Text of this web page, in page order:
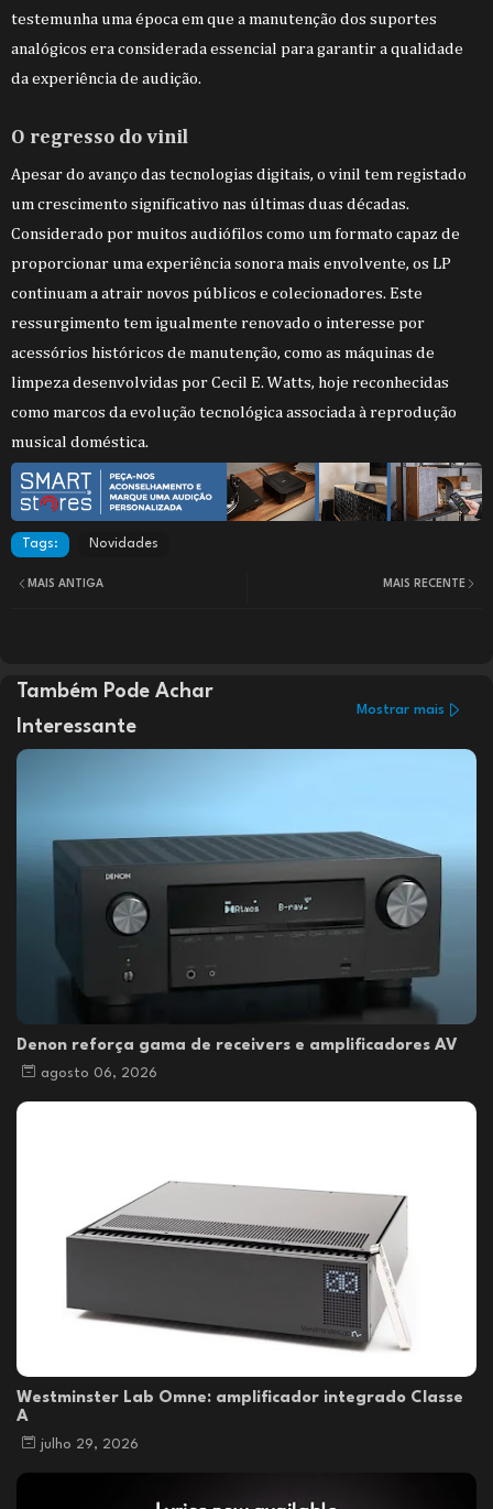
testemunha uma época em que a manutenção dos suportes
analógicos era considerada essencial para garantir a qualidade
da experiência de audição.
O regresso do vinil
Apesar do avanço das tecnologias digitais, o vinil tem registado
um crescimento significativo nas últimas duas décadas.
Considerado por muitos audiófilos como um formato capaz de
proporcionar uma experiência sonora mais envolvente, os LP
continuam a atrair novos públicos e colecionadores. Este
ressurgimento tem igualmente renovado o interesse por
acessórios históricos de manutenção, como as máquinas de
limpeza desenvolvidas por Cecil E. Watts, hoje reconhecidas
como marcos da evolução tecnológica associada à reprodução
musical doméstica.
Tags: Novidades
MAIS RECENTE
MAIS ANTIGA
Também Pode Achar
Interessante
Mostrar mais
Denon reforça gama de receivers e amplificadores AV
agosto 06, 2026
Westminster Lab Omne: amplificador integrado Classe
A
julho 29, 2026